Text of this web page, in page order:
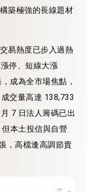
築極強的長線題材
易熱度已步入過熱
停、短線大漲
成為全市場焦點，
交量高達 138,733
7 日法人籌碼已出
本土投信與自營
，高檔逢高調節賣